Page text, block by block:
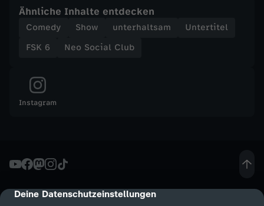
cmp-dialog-description
Deine Datenschutzeinstellungen
o
c
i
a
C
l
Ähnliche Inhalte entdecken
Comedy Show unterhaltsam
Untertitel
FSK 6
Neo Social Club
Instagram